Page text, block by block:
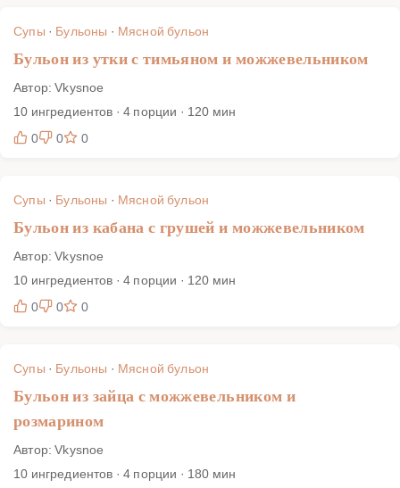
Супы · Бульоны · Мясной бульон
Бульон из утки с тимьяном и можжевельником
Автор: Vkysnoe
10 ингредиентов · 4 порции · 120 мин
0
0 0
Супы · Бульоны · Мясной бульон
Бульон из кабана с грушей и можжевельником
Автор: Vkysnoe
10 ингредиентов · 4 порции · 120 мин
0
0 0
Супы · Бульоны · Мясной бульон
Бульон из зайца с можжевельником и
розмарином
Автор: Vkysnoe
10 ингредиентов · 4 порции · 180 мин